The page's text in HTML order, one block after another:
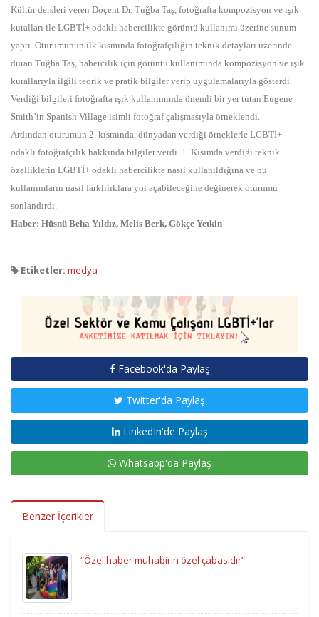
Kültür dersleri veren Doçent Dr. Tuğba Taş, fotoğrafta kompozisyon ve ışık
kuralları ile LGBTİ+ odaklı habercilikte görüntü kullanımı üzerine sunum
yaptı. Oturumunun ilk kısmında fotoğrafçılığın teknik detayları üzerinde
duran Tuğba Taş, habercilik için görüntü kullanımında kompozisyon ve ışık
kurallarıyla ilgili teorik ve pratik bilgiler verip uygulamalarıyla gösterdi.
Verdiği bilgileri fotoğrafta ışık kullanımında önemli bir yer tutan Eugene
Smith’in Spanish Village isimli fotoğraf çalışmasıyla örneklendi.
Ardından oturumun 2. kısmında, dünyadan verdiği örneklerle LGBTİ+
odaklı fotoğrafçılık hakkında bilgiler verdi. 1. Kısımda verdiği teknik
özelliklerin LGBTİ+ odaklı habercilikte nasıl kullanıldığına ve bu
kullanımların nasıl farklılıklara yol açabileceğine değinerek oturumu
sonlandırdı.
Haber: Hüsnü Beha Yıldız, Melis Berk, Gökçe Yetkin
Etiketler: medya
Facebook'da Paylaş
Twitter'da Paylaş
LinkedIn'de Paylaş
Whatsapp'da Paylaş
Benzer İçerikler
“Özel haber muhabirin özel çabasıdır”